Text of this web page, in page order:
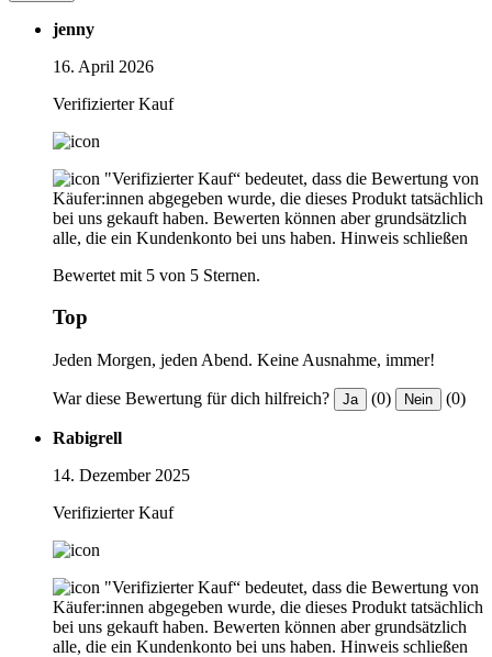
jenny
16. April 2026
Verifizierter Kauf
"Verifizierter Kauf“ bedeutet, dass die Bewertung von
Käufer:innen abgegeben wurde, die dieses Produkt tatsächlich
bei uns gekauft haben. Bewerten können aber grundsätzlich
alle, die ein Kundenkonto bei uns haben. Hinweis schließen
Bewertet mit 5 von 5 Sternen.
Top
Jeden Morgen, jeden Abend. Keine Ausnahme, immer!
War diese Bewertung für dich hilfreich? Ja (0) Nein (0)
Rabigrell
14. Dezember 2025
Verifizierter Kauf
"Verifizierter Kauf“ bedeutet, dass die Bewertung von
Käufer:innen abgegeben wurde, die dieses Produkt tatsächlich
bei uns gekauft haben. Bewerten können aber grundsätzlich
alle, die ein Kundenkonto bei uns haben. Hinweis schließen